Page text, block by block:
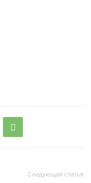
Следующая статья